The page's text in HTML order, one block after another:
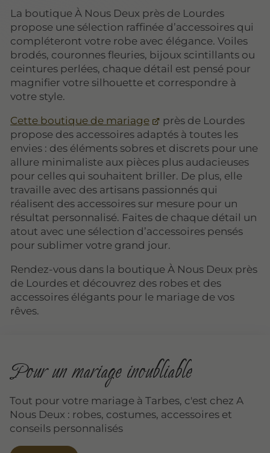
La boutique À Nous Deux près de Lourdes
propose une sélection raffinée d’accessoires qui
compléteront votre robe avec élégance. Voiles
brodés, couronnes fleuries, bijoux scintillants ou
ceintures perlées, chaque détail est pensé pour
magnifier votre silhouette et correspondre à
votre style.
Cette boutique de mariage
près de Lourdes
propose des accessoires adaptés à toutes les
envies : des éléments sobres et discrets pour une
allure minimaliste aux pièces plus audacieuses
pour celles qui souhaitent briller. De plus, elle
travaille avec des artisans passionnés qui
réalisent des accessoires sur mesure pour un
résultat personnalisé. Faites de chaque détail un
atout avec une sélection d’accessoires pensés
pour sublimer votre grand jour.
Rendez-vous dans la boutique À Nous Deux près
de Lourdes et découvrez des robes et des
accessoires élégants pour le mariage de vos
rêves.
Pour un mariage inoubliable
Tout pour votre mariage à Tarbes, c'est chez A
Nous Deux : robes, costumes, accessoires et
conseils personnalisés